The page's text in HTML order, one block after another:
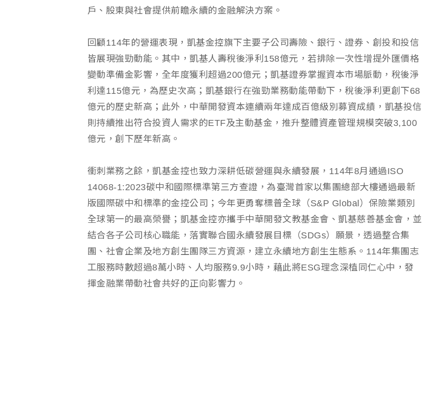
戶、股東與社會提供前瞻永續的金融解決方案。
回顧114年的營運表現，凱基金控旗下主要子公司壽險、銀行、證券、創投和投信
皆展現強勁動能。其中，凱基人壽稅後淨利158億元，若排除一次性增提外匯價格
變動準備金影響，全年度獲利超過200億元；凱基證券掌握資本市場脈動，稅後淨
利達115億元，為歷史次高；凱基銀行在強勁業務動能帶動下，稅後淨利更創下68
億元的歷史新高；此外，中華開發資本連續兩年達成百億級別募資成績，凱基投信
則持續推出符合投資人需求的ETF及主動基金，推升整體資產管理規模突破3,100
億元，創下歷年新高。
衝刺業務之餘，凱基金控也致力深耕低碳營運與永續發展，114年8月通過ISO
14068-1:2023碳中和國際標準第三方查證，為臺灣首家以集團總部大樓通過最新
版國際碳中和標準的金控公司；今年更勇奪標普全球（S&P Global）保險業類別
全球第一的最高榮譽；凱基金控亦攜手中華開發文教基金會、凱基慈善基金會，並
結合各子公司核心職能，落實聯合國永續發展目標（SDGs）願景，透過整合集
團、社會企業及地方創生團隊三方資源，建立永續地方創生生態系。114年集團志
工服務時數超過8萬小時、人均服務9.9小時，藉此將ESG理念深植同仁心中，發
揮金融業帶動社會共好的正向影響力。